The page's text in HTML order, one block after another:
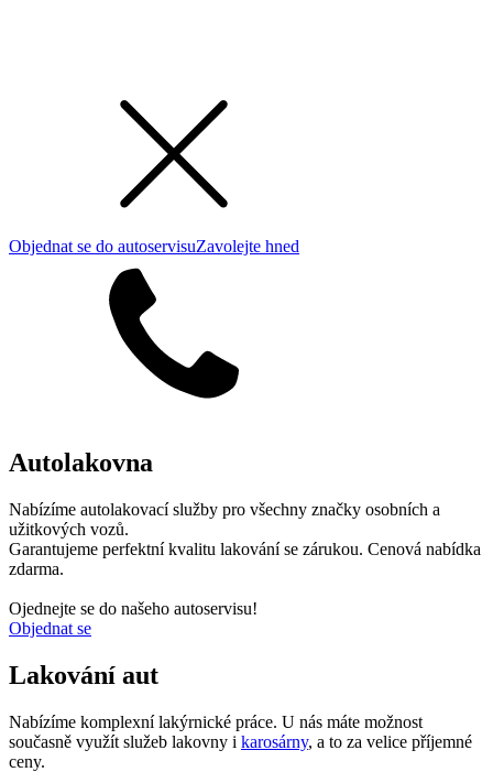
Objednat se do autoservisuZavolejte hned
Autolakovna
Nabízíme autolakovací služby pro všechny značky osobních a
užitkových vozů.
Garantujeme perfektní kvalitu lakování se zárukou. Cenová nabídka
zdarma.
Ojednejte se do našeho autoservisu!
Objednat se
Lakování aut
Nabízíme komplexní lakýrnické práce. U nás máte možnost
současně využít služeb lakovny i karosárny, a to za velice příjemné
ceny.